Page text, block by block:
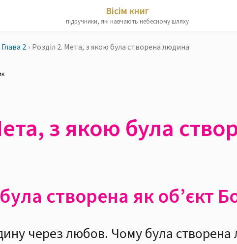
Вісім книг
підручники, які навчають небесному шляху
Глава 2 › Розділ 2. Мета, з якою була створена людина
з якою була
створена як об’єкт
через любов. Чому була